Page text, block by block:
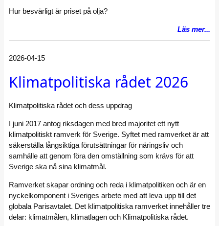
Hur besvärligt är priset på olja?
Läs mer...
2026-04-15
Klimatpolitiska rådet 2026
Klimatpolitiska rådet och dess uppdrag
I juni 2017 antog riksdagen med bred majoritet ett nytt
klimatpolitiskt ramverk för Sverige. Syftet med ramverket är att
säkerställa långsiktiga förutsättningar för näringsliv och
samhälle att genom föra den omställning som krävs för att
Sverige ska nå sina klimatmål.
Ramverket skapar ordning och reda i klimatpolitiken och är en
nyckelkomponent i Sveriges arbete med att leva upp till det
globala Parisavtalet. Det klimatpolitiska ramverket innehåller tre
delar: klimatmålen, klimatlagen och Klimatpolitiska rådet.